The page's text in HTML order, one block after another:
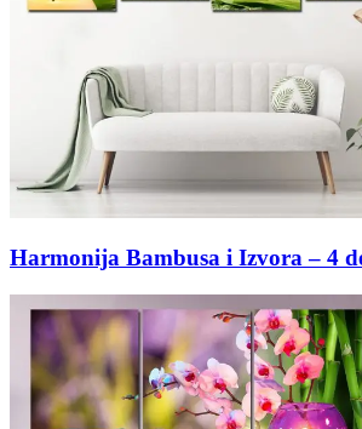
Harmonija Bambusa i Izvora – 4